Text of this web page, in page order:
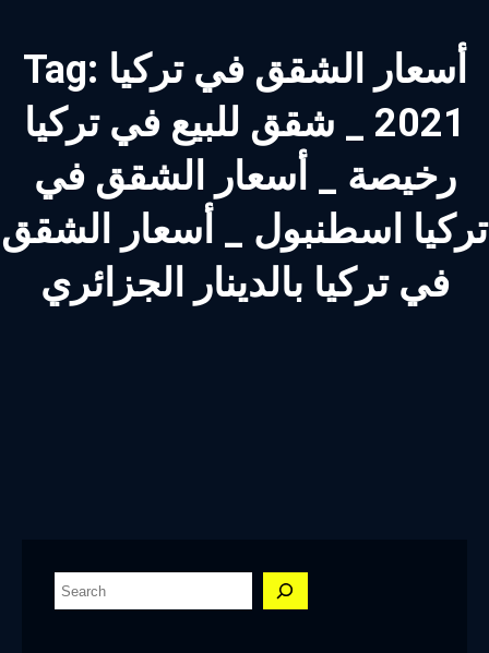
Tag: أسعار الشقق في تركيا
2021 _ شقق للبيع في تركيا
رخيصة _ أسعار الشقق في
تركيا اسطنبول _ أسعار الشقق
في تركيا بالدينار الجزائري
S